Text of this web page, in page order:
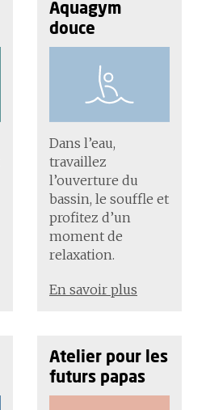
Aquagym
douce
Dans l’eau,
travaillez
l’ouverture du
bassin, le souffle et
profitez d’un
moment de
relaxation.
En savoir plus
Atelier pour les
futurs papas